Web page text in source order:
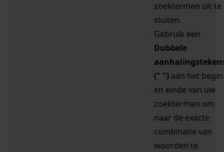
zoektermen uit te
sluiten.
Gebruik een
Dubbele
(" ") aan het begin
en einde van uw
zoektermen om
naar de exacte
combinatie van
woorden te